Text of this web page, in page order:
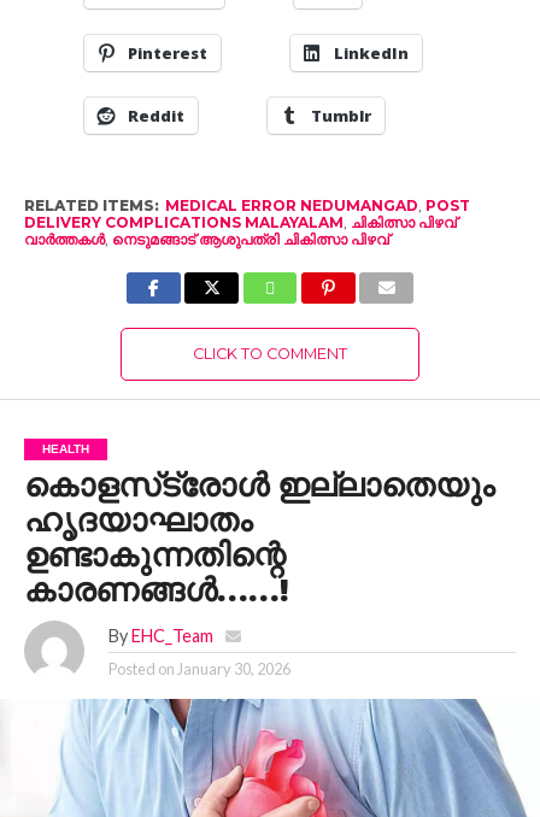
Pinterest LinkedIn
Reddit Tumblr
RELATED ITEMS: MEDICAL ERROR NEDUMANGAD, POST
DELIVERY COMPLICATIONS MALAYALAM, ചികിത്സാ പിഴവ്
വാർത്തകൾ, നെടുമങ്ങാട് ആശുപത്രി ചികിത്സാ പിഴവ്
CLICK TO COMMENT
HEALTH
കൊളസ്‌ട്രോൾ ഇല്ലാതെയും
ഹൃദയാഘാതം
ഉണ്ടാകുന്നതിന്റെ
കാരണങ്ങൾ……!
By EHC_Team
Posted onJanuary 30, 2026